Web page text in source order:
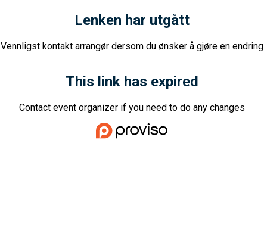
Lenken har utgått
Vennligst kontakt arrangør dersom du ønsker å gjøre en endring
This link has expired
Contact event organizer if you need to do any changes